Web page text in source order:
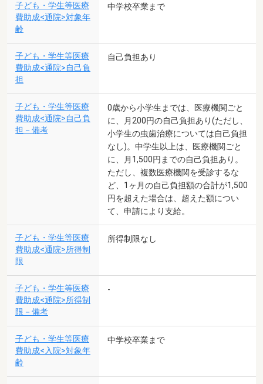
子ども・学生等医療
費助成<通院>対象年
齢
中学校卒業まで
子ども・学生等医療
費助成<通院>自己負
担
自己負担あり
子ども・学生等医療
費助成<通院>自己負
担－備考
0歳から小学生までは、医療機関ごと
に、月200円の自己負担あり(ただし、
小学生の虫歯治療については自己負担
なし)。中学生以上は、医療機関ごと
に、月1,500円までの自己負担あり。
ただし、複数医療機関を受診するな
ど、1ヶ月の自己負担額の合計が1,500
円を超えた場合は、超えた額につい
て、申請により支給。
子ども・学生等医療
費助成<通院>所得制
限
所得制限なし
子ども・学生等医療
費助成<通院>所得制
限－備考
-
子ども・学生等医療
費助成<入院>対象年
齢
中学校卒業まで